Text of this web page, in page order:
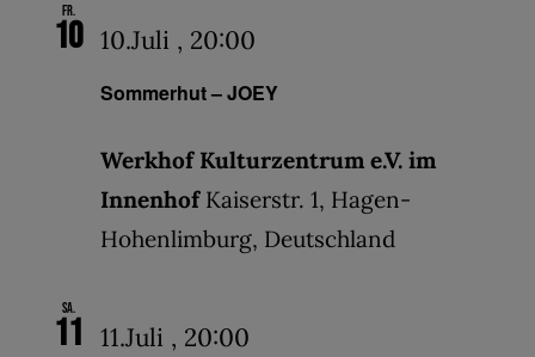
Fr.
10
Sommerhut – JOEY
10.Juli , 20:00
Werkhof Kulturzentrum e.V. im
Innenhof Kaiserstr. 1, Hagen-
Hohenlimburg, Deutschland
Sa.
11 11.Juli , 20:00